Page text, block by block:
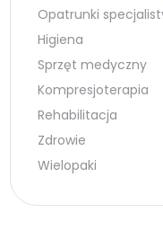
Opatrunki
Higiena
Sprzęt medyczny
Kompresjoterapia
Rehabilitacja
Zdrowie
Wielopaki